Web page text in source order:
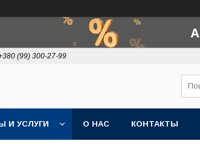
(99) 300-27-99
И УСЛУГИ О НАС КОНТАКТЫ